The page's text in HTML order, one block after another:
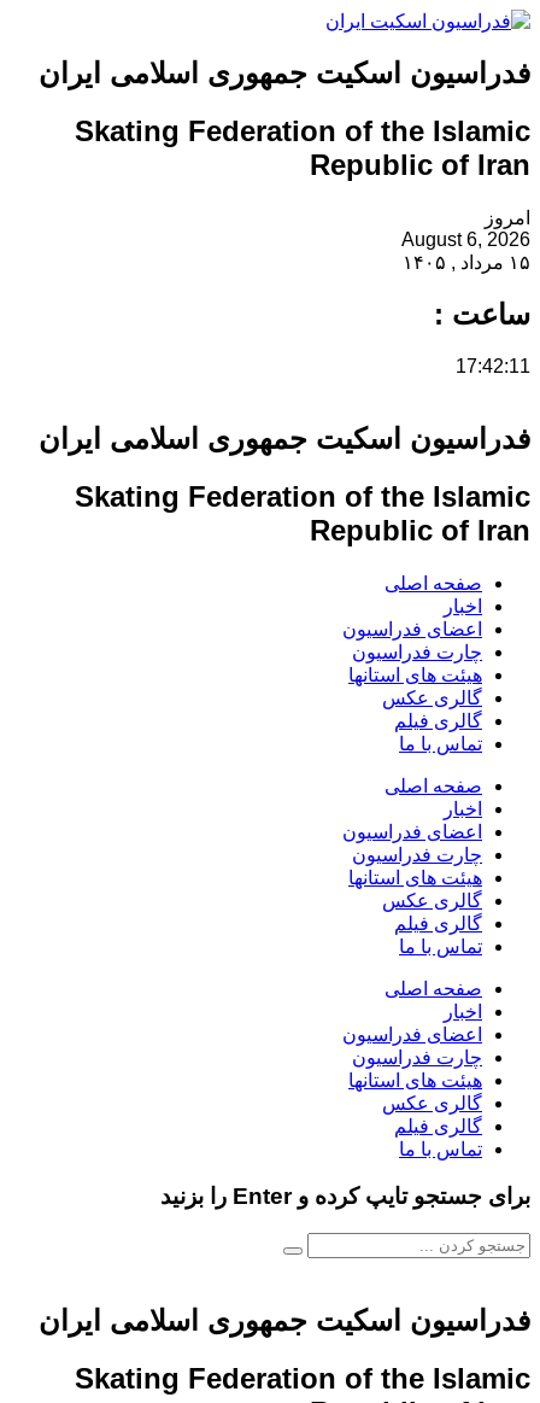
فدراسیون اسکیت جمهوری اسلامی ایران
Skating Federation of the Islamic
Republic of Iran
امروز
August 6, 2026
۱۵ مرداد , ۱۴۰۵
ساعت :
17:42:11
فدراسیون اسکیت جمهوری اسلامی ایران
Skating Federation of the Islamic
Republic of Iran
صفحه اصلی
اخبار
اعضای فدراسیون
چارت فدراسیون
هیئت های استانها
گالری عکس
گالری فیلم
تماس با ما
صفحه اصلی
اخبار
اعضای فدراسیون
چارت فدراسیون
هیئت های استانها
گالری عکس
گالری فیلم
تماس با ما
صفحه اصلی
اخبار
اعضای فدراسیون
چارت فدراسیون
هیئت های استانها
گالری عکس
گالری فیلم
تماس با ما
برای جستجو تایپ کرده و Enter را بزنید
فدراسیون اسکیت جمهوری اسلامی ایران
Skating Federation of the Islamic